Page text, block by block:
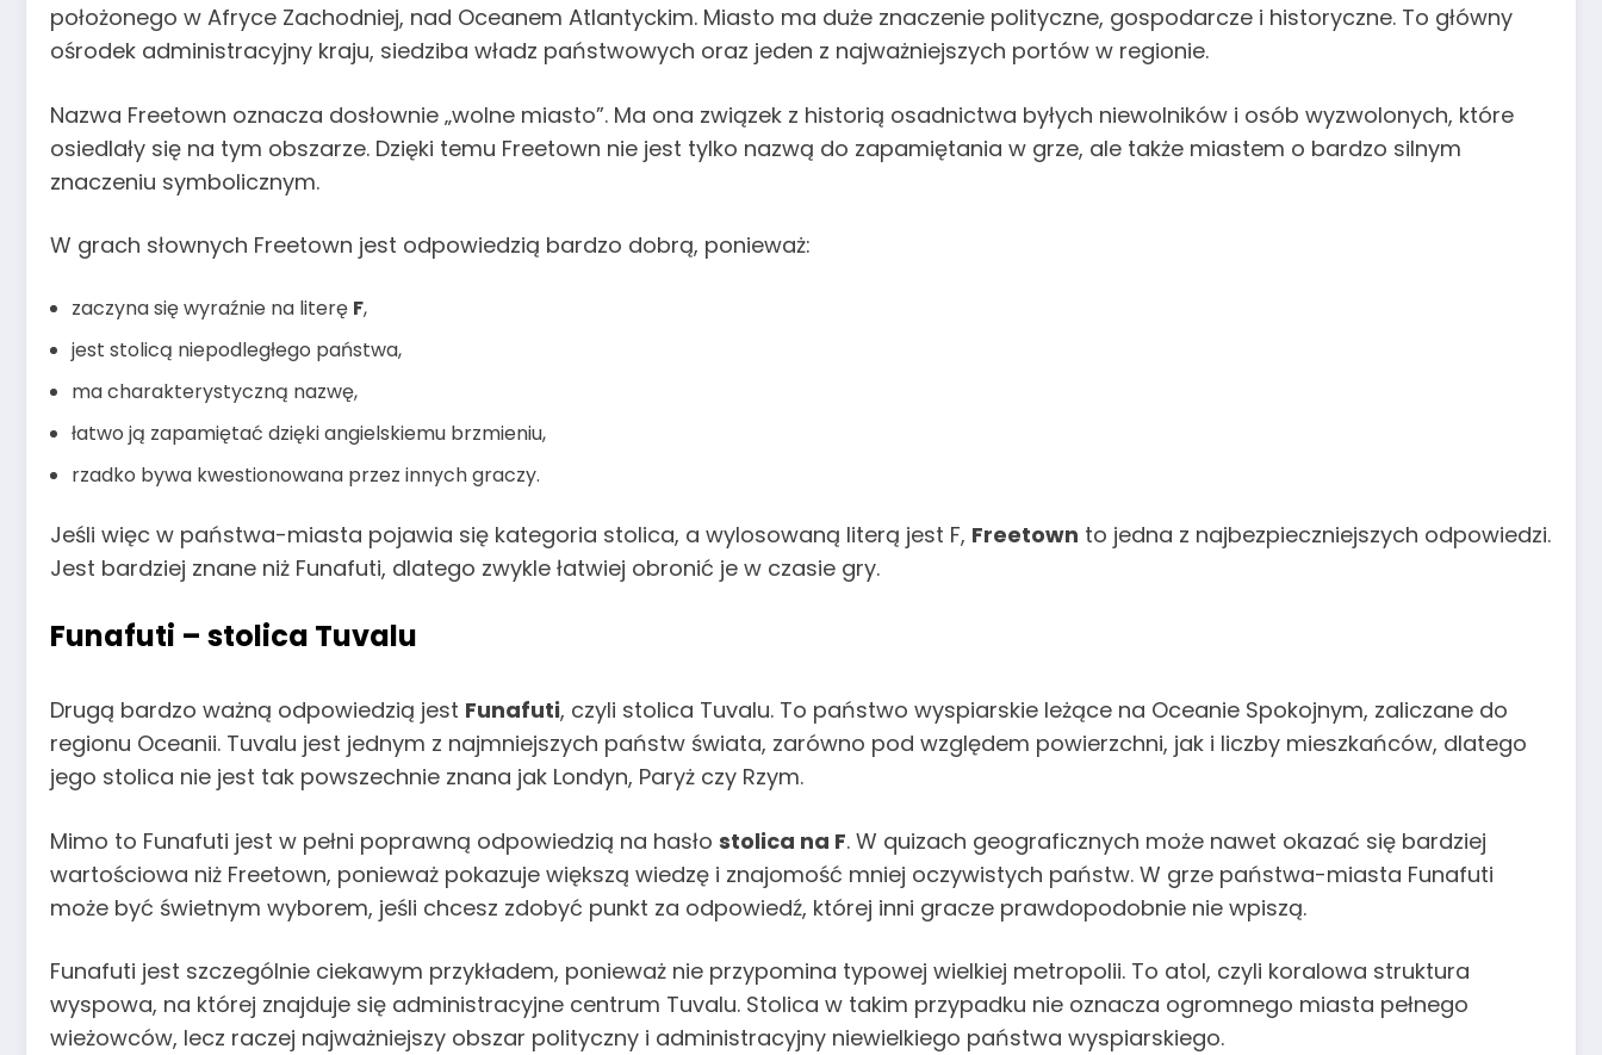
położonego w Afryce Zachodniej, nad Oceanem Atlantyckim. Miasto ma duże znaczenie polityczne, gospodarcze i historyczne. To główny
ośrodek administracyjny kraju, siedziba władz państwowych oraz jeden z najważniejszych portów w regionie.
Nazwa Freetown oznacza dosłownie „wolne miasto”. Ma ona związek z historią osadnictwa byłych niewolników i osób wyzwolonych, które
osiedlały się na tym obszarze. Dzięki temu Freetown nie jest tylko nazwą do zapamiętania w grze, ale także miastem o bardzo silnym
znaczeniu symbolicznym.
W grach słownych Freetown jest odpowiedzią bardzo dobrą, ponieważ:
zaczyna się wyraźnie na literę F,
jest stolicą niepodległego państwa,
ma charakterystyczną nazwę,
łatwo ją zapamiętać dzięki angielskiemu brzmieniu,
rzadko bywa kwestionowana przez innych graczy.
Jeśli więc w państwa-miasta pojawia się kategoria stolica, a wylosowaną literą jest F, Freetown to jedna z najbezpieczniejszych odpowiedzi.
Jest bardziej znane niż Funafuti, dlatego zwykle łatwiej obronić je w czasie gry.
Funafuti – stolica Tuvalu
Drugą bardzo ważną odpowiedzią jest Funafuti, czyli stolica Tuvalu. To państwo wyspiarskie leżące na Oceanie Spokojnym, zaliczane do
regionu Oceanii. Tuvalu jest jednym z najmniejszych państw świata, zarówno pod względem powierzchni, jak i liczby mieszkańców, dlatego
jego stolica nie jest tak powszechnie znana jak Londyn, Paryż czy Rzym.
Mimo to Funafuti jest w pełni poprawną odpowiedzią na hasło stolica na F. W quizach geograficznych może nawet okazać się bardziej
wartościowa niż Freetown, ponieważ pokazuje większą wiedzę i znajomość mniej oczywistych państw. W grze państwa-miasta Funafuti
może być świetnym wyborem, jeśli chcesz zdobyć punkt za odpowiedź, której inni gracze prawdopodobnie nie wpiszą.
Funafuti jest szczególnie ciekawym przykładem, ponieważ nie przypomina typowej wielkiej metropolii. To atol, czyli koralowa struktura
wyspowa, na której znajduje się administracyjne centrum Tuvalu. Stolica w takim przypadku nie oznacza ogromnego miasta pełnego
wieżowców, lecz raczej najważniejszy obszar polityczny i administracyjny niewielkiego państwa wyspiarskiego.